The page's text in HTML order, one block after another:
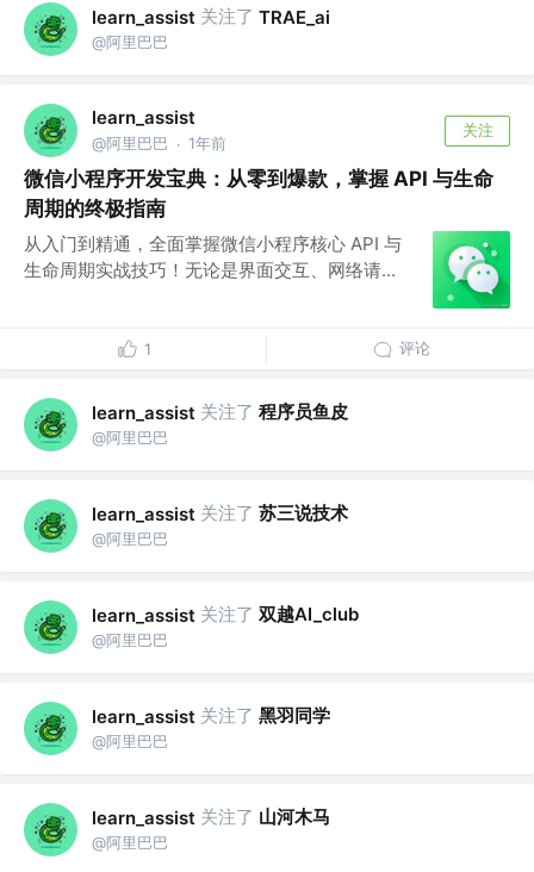
learn_assist 关注了 TRAE_ai
@阿里巴巴
learn_assist
@阿里巴巴 · 1年前
关注
微信小程序开发宝典：从零到爆款，掌握 API 与生命
周期的终极指南
从入门到精通，全面掌握微信小程序核心 API 与
生命周期实战技巧！无论是界面交互、网络请...
1 评论
learn_assist 关注了 程序员鱼皮
@阿里巴巴
learn_assist 关注了 苏三说技术
@阿里巴巴
learn_assist 关注了 双越AI_club
@阿里巴巴
learn_assist 关注了 黑羽同学
@阿里巴巴
learn_assist 关注了 山河木马
@阿里巴巴